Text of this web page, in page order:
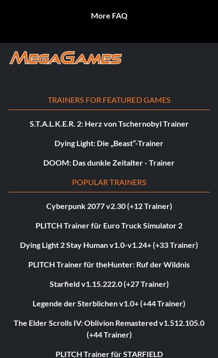
More FAQ
TRAINERS FOR FEATURED GAMES
S.T.A.L.K.E.R. 2: Herz von Tschernobyl Trainer
Dying Light: Die „Beast“-Trainer
DOOM: Das dunkle Zeitalter - Trainer
POPULAR TRAINERS
Cyberpunk 2077 v2.30 (+12 Trainer)
PLITCH Trainer für Euro Truck Simulator 2
Dying Light 2 Stay Human v1.0-v1.24+ (+33 Trainer)
PLITCH Trainer für theHunter: Ruf der Wildnis
Starfield v1.15.222.0 (+27 Trainer)
Legende der Sterblichen v1.0+ (+44 Trainer)
The Elder Scrolls IV: Oblivion Remastered v1.512.105.0
(+44 Trainer)
PLITCH Trainer für STARFIELD